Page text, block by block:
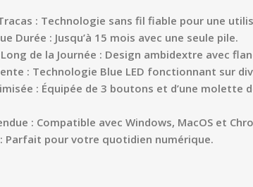
: Technologie sans fil fiable pour une
Durée : Jusqu’à 15 mois avec une seule pile.
de la Journée : Design ambidextre avec
: Technologie Blue LED fonctionnant sur
: Équipée de 3 boutons et d’une molette
: Compatible avec Windows, MacOS et
: Parfait pour votre quotidien numérique.